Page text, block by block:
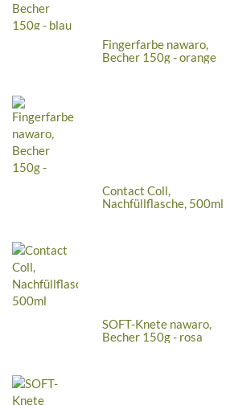
Fingerfarbe nawaro,
Becher 150g - orange
Contact Coll,
Nachfüllflasche, 500ml
SOFT-Knete nawaro,
Becher 150g - rosa